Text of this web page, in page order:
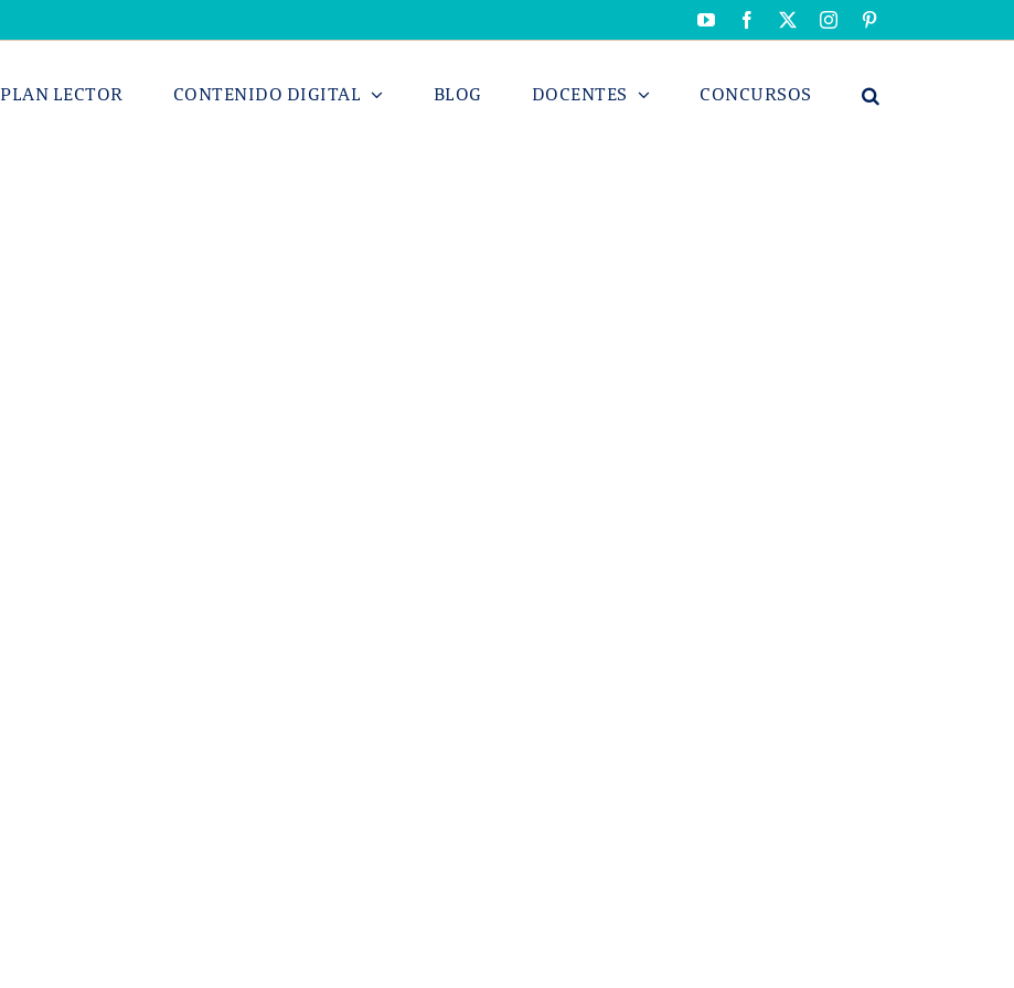
YouTubeFacebook Instagram
PLAN LECTOR CONTENIDO DIGITAL BLOG DOCENTES CONCURSOS